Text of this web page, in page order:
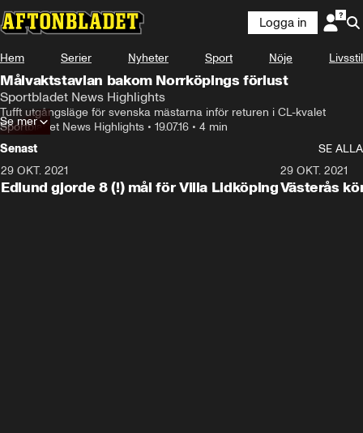
Logga in
Hem Serier Nyheter Sport Nöje Livsstil
Målvaktstavlan bakom Norrköpings förlust
Sportbladet News Highlights
Tufft utgångsläge för svenska mästarna inför returen i CL-kvalet
Sportbladet News Highlights • 19.07.16 • 4 min
Se mer
Senast
SE ALLA
29 OKT. 2021
Edlund gjorde 8 (!) mål för Villa Lidköping
29 OKT. 2021
Västerås